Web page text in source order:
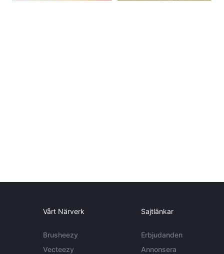
Vårt Närverk
Brusheezy
Vecteezy
Sajtlänkar
Erbjudanden
Annonsera